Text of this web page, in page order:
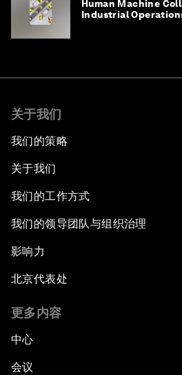
Human Machine
Industrial
关于我们
我们的策略
关于我们
我们的工作方式
我们的领导团队与组织治理
影响力
北京代表处
更多内容
中心
会议